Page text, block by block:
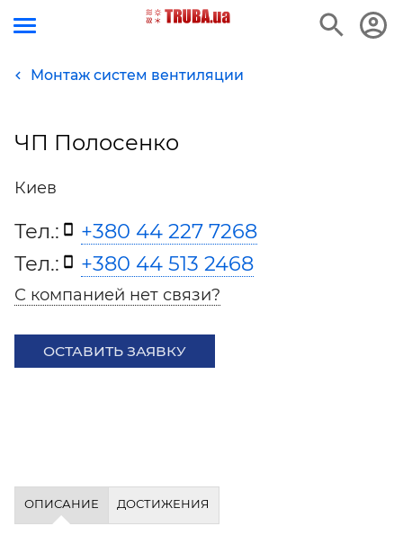
Монтаж систем вентиляции
ЧП Полосенко
Киев
Тел.:
+380 44 227 7268
Тел.:
+380 44 513 2468
С компанией нет связи?
ОСТАВИТЬ ЗАЯВКУ
ОПИСАНИЕ ДОСТИЖЕНИЯ